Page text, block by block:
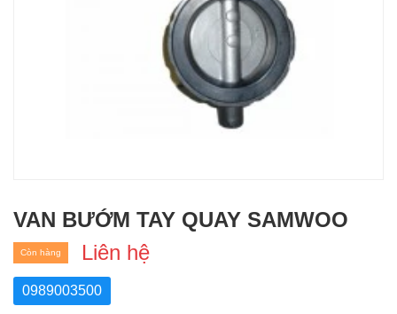
VAN BƯỚM TAY QUAY SAMWOO
Liên hệ
Còn hàng
0989003500